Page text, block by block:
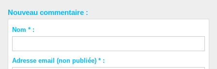
Nouveau commentaire :
Nom * :
Adresse email (non publiée) * :